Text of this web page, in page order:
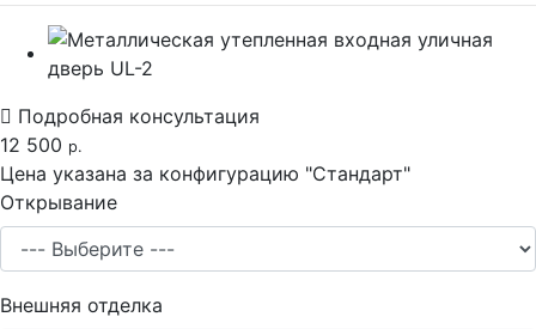
Подробная консультация
12 500 р.
Цена указана за конфигурацию "Стандарт"
Открывание
Внешняя отделка